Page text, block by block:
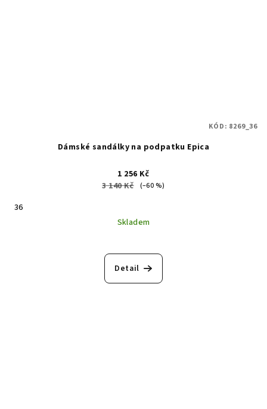
Dámské sandálky na podpatku Epica
1 256 Kč
3 140 Kč
(–60 %)
36
Skladem
Detail
KÓD: 8269_36